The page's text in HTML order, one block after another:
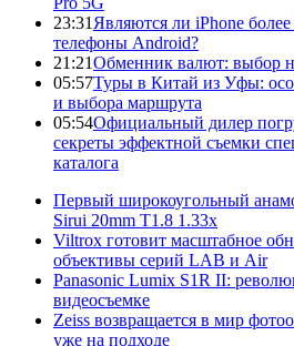
23:31 Являются ли iPhone
телефоны Android?
21:21Обменник валют: выбор
05:57Туры в Китай из Уфы:
и выбора маршрута
05:54Официальный дилер
секреты эффектной съемки
каталога
Первый широкоугольный
Sirui 20mm T1.8 1.33x
Viltrox готовит масштабное
объективы серий LAB и Air
Panasonic Lumix S1R II:
видеосъемке
Zeiss возвращается в мир
уже на подходе